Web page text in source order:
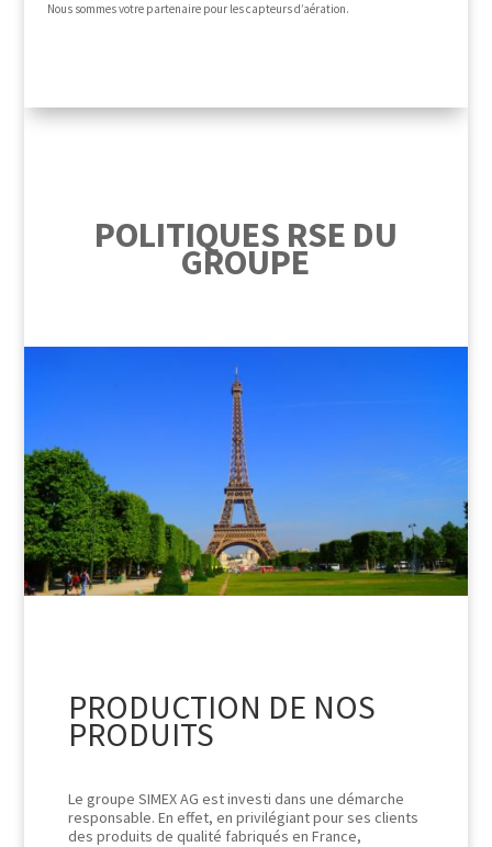
Nous sommes votre partenaire pour les capteurs d’aération.
POLITIQUES RSE DU
GROUPE
PRODUCTION DE NOS
PRODUITS
Le groupe SIMEX AG est investi dans une démarche
responsable. En effet, en privilégiant pour ses clients
des produits de qualité fabriqués en France,